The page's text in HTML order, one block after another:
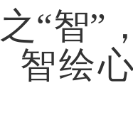
“智”
智绘